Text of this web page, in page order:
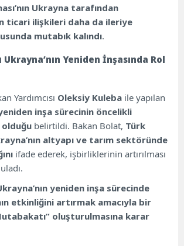
Ukrayna tarafından
ticari ilişkileri daha da ileriye
mutabık kalındı.
Yeniden İnşasında Rol
Yardımcısı Oleksiy Kuleba ile yapılan
inşa sürecinin öncelikli
belirtildi. Bakan Bolat, Türk
altyapı ve tarım sektöründe
ifade ederek, işbirliklerinin artırılması
yeniden inşa sürecinde
etkinliğini artırmak amacıyla bir
oluşturulmasına karar